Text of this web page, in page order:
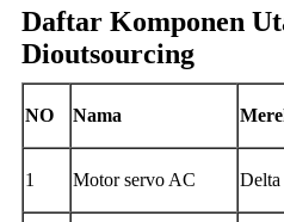
Daftar Komponen
Dioutsourcing
NO Nama
1 Motor servo AC
Delta